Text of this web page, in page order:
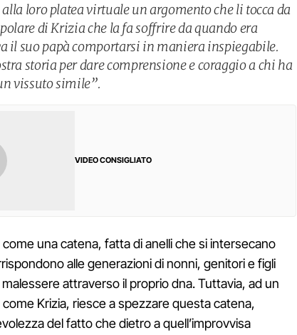
loro platea virtuale un argomento che li tocca da
di Krizia che la fa soffrire da quando era
il suo papà comportarsi in maniera inspiegabile.
storia per dare comprensione e coraggio a chi ha
vissuto simile”.
VIDEO CONSIGLIATO
come una catena, fatta di anelli che si intersecano
alle generazioni di nonni, genitori e figli
attraverso il proprio dna. Tuttavia, ad un
Krizia, riesce a spezzare questa catena,
del fatto che dietro a quell’improvvisa